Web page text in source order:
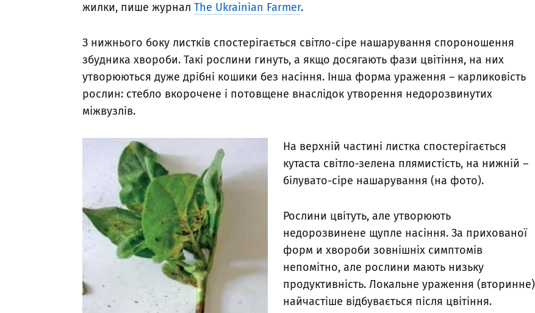
жилки, пише журнал The Ukrainian Farmer.
З нижнього боку листків спостерігається світло-сіре нашарування спороношення
збудника хвороби. Такі рослини гинуть, а якщо досягають фази цвітіння, на них
утворюються дуже дрібні кошики без насіння. Інша форма ураження – карликовість
рослин: стебло вкорочене і потовщене внаслідок утворення недорозвинутих
міжвузлів.
На верхній частині листка спостерігається
кутаста світло-зелена плямистість, на нижній –
білувато-сіре нашарування (на фото).
Рослини цвітуть, але утворюють
недорозвинене щупле насіння. За прихованої
форм и хвороби зовнішніх симптомів
непомітно, але рослини мають низьку
продуктивність. Локальне ураження (вторинне)
найчастіше відбувається після цвітіння.